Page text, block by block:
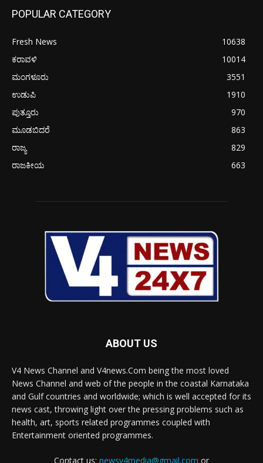
POPULAR CATEGORY
Fresh News
10638
ಕರಾವಳಿ
10014
ಮಂಗಳೂರು
3551
ಉಡುಪಿ
1910
ಪುತ್ತೂರು
970
ಮೂಡಬಿದರೆ
863
ರಾಜ್ಯ
829
ರಾಜಕೀಯ
663
ABOUT US
V4 News Channel and V4news.Com being the most loved
News Channel and web of the people in the coastal Karnataka
and Gulf countries and worldwide; which is well accepted for its
news cast, throwing light over the pressing problems such as
health, art, sports related programmes coupled with
Entertainment oriented programmes.
Contact us: newsv4media@gmail.com or